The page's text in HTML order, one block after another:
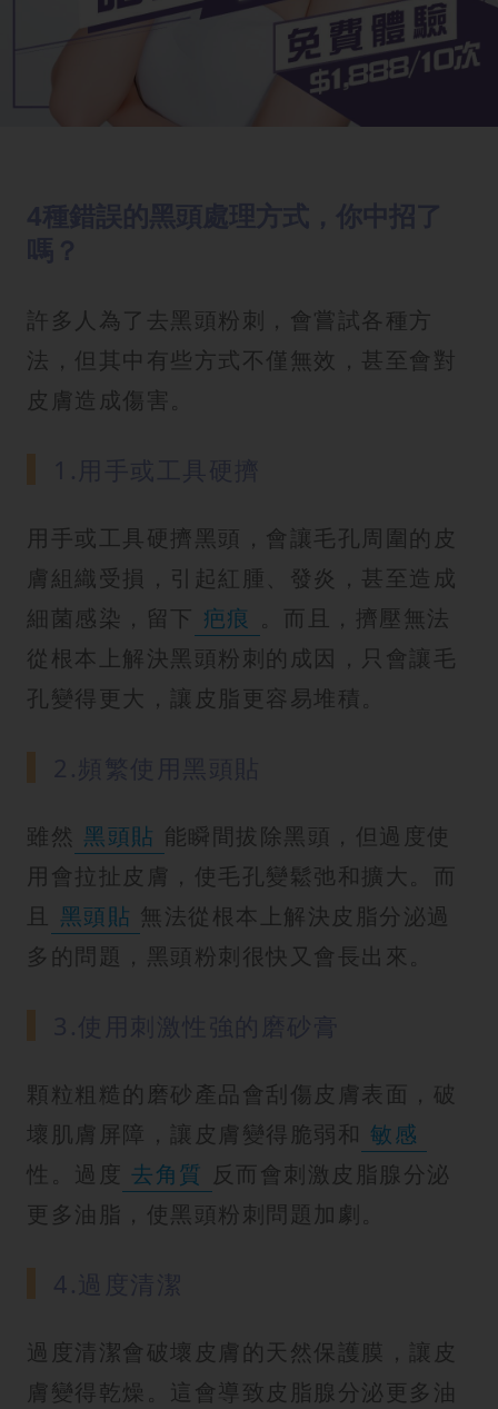
許多人為了去黑頭粉刺，會嘗試各種方
法，但其中有些方式不僅無效，甚至會對
皮膚造成傷害。
用手或工具硬擠黑頭，會讓毛孔周圍的皮
膚組織受損，引起紅腫、發炎，甚至造成
細菌感染，留下 疤痕
。而且，擠壓無法
從根本上解決黑頭粉刺的成因，只會讓毛
孔變得更大，讓皮脂更容易堆積。
雖然 黑頭貼 能瞬間拔除黑頭，但過度使
用會拉扯皮膚，使毛孔變鬆弛和擴大。而
且 黑頭貼 無法從根本上解決皮脂分泌過
多的問題，黑頭粉刺很快又會長出來。
顆粒粗糙的磨砂產品會刮傷皮膚表面，破
壞肌膚屏障，讓皮膚變得脆弱和 敏感
性。過度 去角質 反而會刺激皮脂腺分泌
更多油脂，使黑頭粉刺問題加劇。
過度清潔會破壞皮膚的天然保護膜，讓皮
膚變得乾燥。這會導致皮脂腺分泌更多油